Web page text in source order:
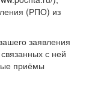
(РПО) из
заявления
с ней
приёмы